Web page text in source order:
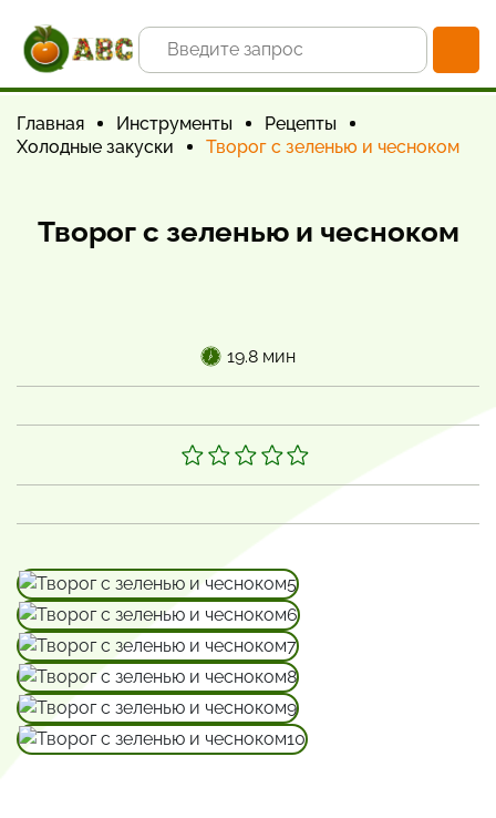
Главная Инструменты
Рецепты
Холодные закуски
Творог с зеленью и чесноком
Творог с зеленью и чесноком
19.8 мин